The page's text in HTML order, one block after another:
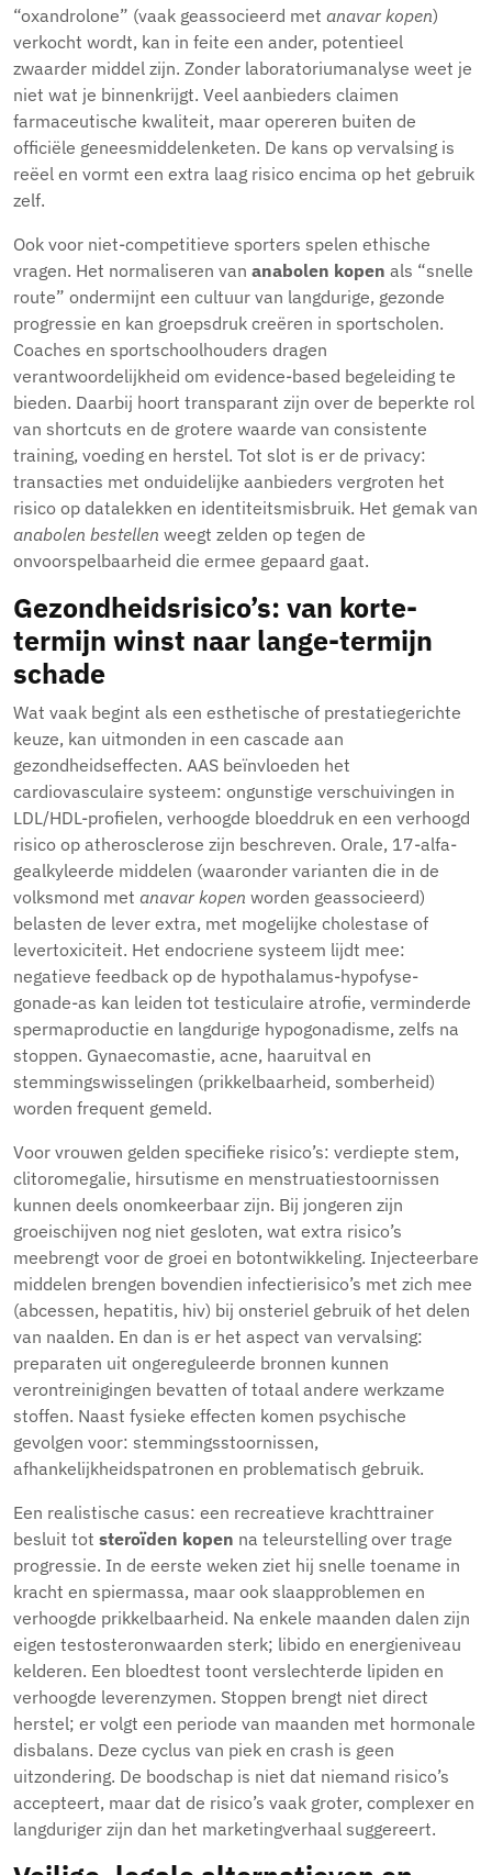
“oxandrolone” (vaak geassocieerd met anavar kopen)
verkocht wordt, kan in feite een ander, potentieel
zwaarder middel zijn. Zonder laboratoriumanalyse weet je
niet wat je binnenkrijgt. Veel aanbieders claimen
farmaceutische kwaliteit, maar opereren buiten de
officiële geneesmiddelenketen. De kans op vervalsing is
reëel en vormt een extra laag risico encima op het gebruik
zelf.
Ook voor niet-competitieve sporters spelen ethische
vragen. Het normaliseren van anabolen kopen als “snelle
route” ondermijnt een cultuur van langdurige, gezonde
progressie en kan groepsdruk creëren in sportscholen.
Coaches en sportschoolhouders dragen
verantwoordelijkheid om evidence-based begeleiding te
bieden. Daarbij hoort transparant zijn over de beperkte rol
van shortcuts en de grotere waarde van consistente
training, voeding en herstel. Tot slot is er de privacy:
transacties met onduidelijke aanbieders vergroten het
risico op datalekken en identiteitsmisbruik. Het gemak van
anabolen bestellen weegt zelden op tegen de
onvoorspelbaarheid die ermee gepaard gaat.
Gezondheidsrisico’s: van korte-
termijn winst naar lange-termijn
schade
Wat vaak begint als een esthetische of prestatiegerichte
keuze, kan uitmonden in een cascade aan
gezondheidseffecten. AAS beïnvloeden het
cardiovasculaire systeem: ongunstige verschuivingen in
LDL/HDL-profielen, verhoogde bloeddruk en een verhoogd
risico op atherosclerose zijn beschreven. Orale, 17-alfa-
gealkyleerde middelen (waaronder varianten die in de
volksmond met anavar kopen worden geassocieerd)
belasten de lever extra, met mogelijke cholestase of
levertoxiciteit. Het endocriene systeem lijdt mee:
negatieve feedback op de hypothalamus-hypofyse-
gonade-as kan leiden tot testiculaire atrofie, verminderde
spermaproductie en langdurige hypogonadisme, zelfs na
stoppen. Gynaecomastie, acne, haaruitval en
stemmingswisselingen (prikkelbaarheid, somberheid)
worden frequent gemeld.
Voor vrouwen gelden specifieke risico’s: verdiepte stem,
clitoromegalie, hirsutisme en menstruatiestoornissen
kunnen deels onomkeerbaar zijn. Bij jongeren zijn
groeischijven nog niet gesloten, wat extra risico’s
meebrengt voor de groei en botontwikkeling. Injecteerbare
middelen brengen bovendien infectierisico’s met zich mee
(abcessen, hepatitis, hiv) bij onsteriel gebruik of het delen
van naalden. En dan is er het aspect van vervalsing:
preparaten uit ongereguleerde bronnen kunnen
verontreinigingen bevatten of totaal andere werkzame
stoffen. Naast fysieke effecten komen psychische
gevolgen voor: stemmingsstoornissen,
afhankelijkheidspatronen en problematisch gebruik.
Een realistische casus: een recreatieve krachttrainer
besluit tot steroïden kopen na teleurstelling over trage
progressie. In de eerste weken ziet hij snelle toename in
kracht en spiermassa, maar ook slaapproblemen en
verhoogde prikkelbaarheid. Na enkele maanden dalen zijn
eigen testosteronwaarden sterk; libido en energieniveau
kelderen. Een bloedtest toont verslechterde lipiden en
verhoogde leverenzymen. Stoppen brengt niet direct
herstel; er volgt een periode van maanden met hormonale
disbalans. Deze cyclus van piek en crash is geen
uitzondering. De boodschap is niet dat niemand risico’s
accepteert, maar dat de risico’s vaak groter, complexer en
langduriger zijn dan het marketingverhaal suggereert.